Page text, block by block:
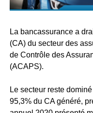
La bancassurance a
(CA) du secteur des
de Contrôle des
(ACAPS).
Le secteur reste
95,3% du CA généré,